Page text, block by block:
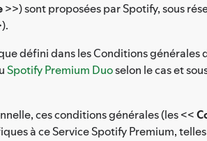
>>) sont proposées par Spotify, sous
défini dans les Conditions générales
Spotify Premium Duoselon le cas et
ces conditions générales (les <<
à ce Service Spotify Premium,